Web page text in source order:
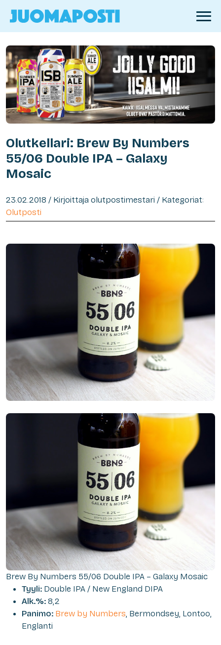
Olutkellari: Brew By Numbers
55/06 Double IPA – Galaxy
Mosaic
23.02.2018 / Kirjoittaja olutpostimestari / Kategoriat:
Olutposti
Brew By Numbers 55/06 Double IPA – Galaxy Mosaic
Tyyli: Double IPA / New England DIPA
Alk.%:8,2
Panimo: Brew by Numbers, Bermondsey, Lontoo,
Englanti